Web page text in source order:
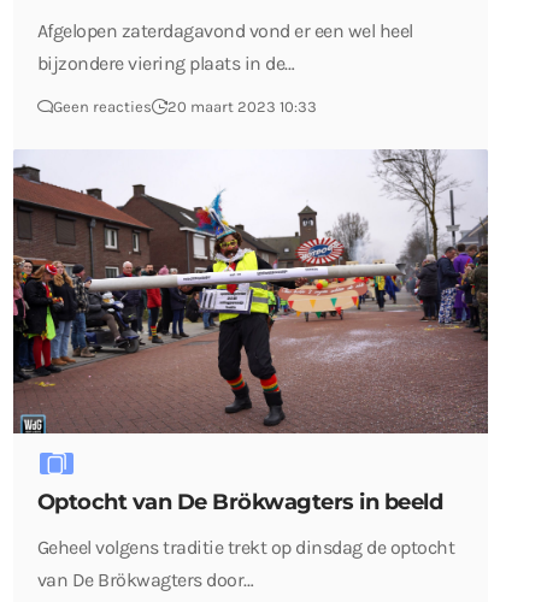
Afgelopen zaterdagavond vond er een wel heel
bijzondere viering plaats in de…
Geen reacties 20 maart 2023 10:33
Optocht van De Brökwagters in beeld
Geheel volgens traditie trekt op dinsdag de optocht
van De Brökwagters door…